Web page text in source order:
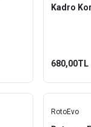
Kadro
680,00TL
RotoEvo